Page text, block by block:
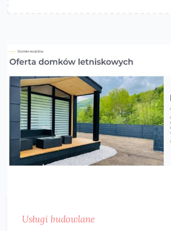
Usługi budowlane